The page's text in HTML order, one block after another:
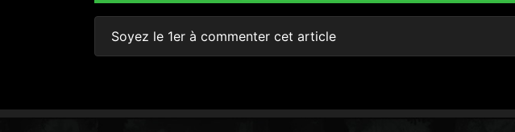
Soyez le 1er à commenter cet article